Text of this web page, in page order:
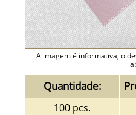
A imagem é informativa, o
Quantidade:
100 pcs.